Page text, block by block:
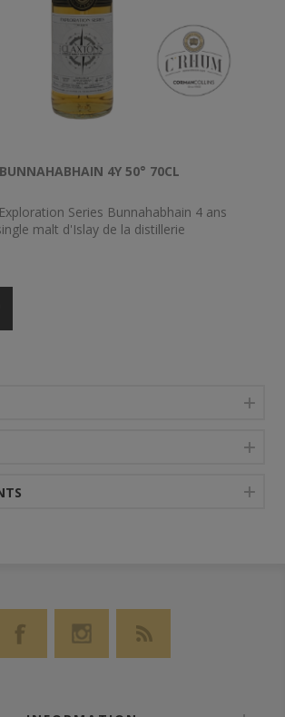
4Y 50° 70CL
Series Bunnahabhain 4 ans
malt d'Islay de la distillerie
indépendant Claxton's.
a été distillé le 24 mai 2018 et a
fût de bourbon frais. Il a été mis en
juillet 2022 à 50% ABV, non filtré à